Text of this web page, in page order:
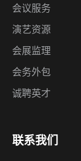
会议服务
演艺资源
会展监理
会务外包
诚聘英才
联系我们